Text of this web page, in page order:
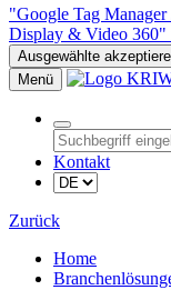
"Google Tag
Display & Video 360"
Ausgewählte
Menü
Kontakt
Zurück
Home